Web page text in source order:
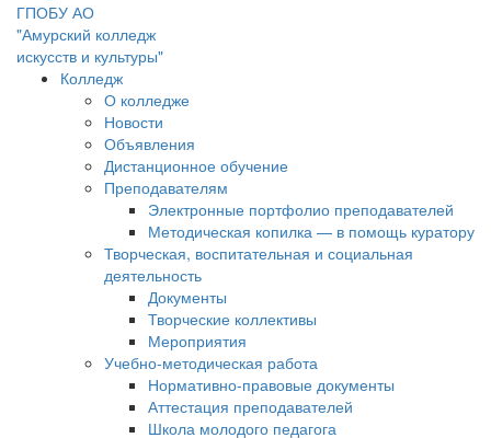
ГПОБУ АО
"Амурский колледж
искусств и культуры"
Колледж
О колледже
Новости
Объявления
Дистанционное обучение
Преподавателям
Электронные портфолио преподавателей
Методическая копилка — в помощь куратору
Творческая, воспитательная и социальная
деятельность
Документы
Творческие коллективы
Мероприятия
Учебно-методическая работа
Нормативно-правовые документы
Аттестация преподавателей
Школа молодого педагога